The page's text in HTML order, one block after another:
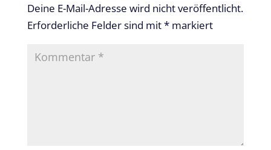
Deine E-Mail-Adresse wird nicht veröffentlicht.
Erforderliche Felder sind mit*markiert